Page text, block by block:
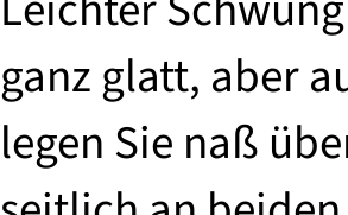
ganz glatt, aber
legen Sie naß